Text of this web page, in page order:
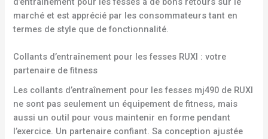
marché et est apprécié par les consommateurs tant en
termes de style que de fonctionnalité.
Collants d’entraînement pour les fesses RUXI : votre
partenaire de fitness
Les collants d’entraînement pour les fesses mj490 de RUXI
ne sont pas seulement un équipement de fitness, mais
aussi un outil pour vous maintenir en forme pendant
l’exercice. Un partenaire confiant. Sa conception ajustée